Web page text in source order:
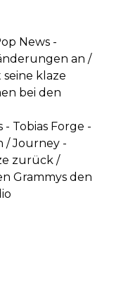
News -
an /
klaze
bei den
- Tobias Forge -
/ Journey -
zurück /
Grammys den